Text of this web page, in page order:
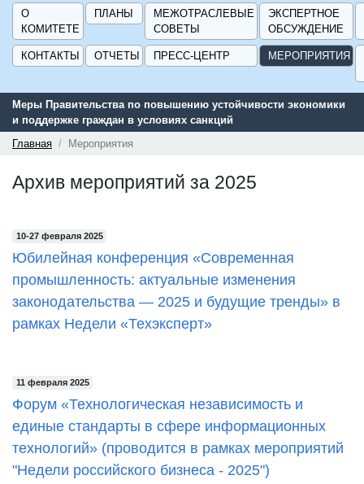
О
КОМИТЕТЕ
ПЛАНЫ
МЕЖОТРАСЛЕВЫЕ
СОВЕТЫ
ЭКСПЕРТНОЕ
ОБСУЖДЕНИЕ
КОНТАКТЫ ОТЧЕТЫ ПРЕСС-ЦЕНТР МЕРОПРИЯТИЯ
Меры Правительства по повышению устойчивости экономики
и поддержке граждан в условиях санкций
Главная
Мероприятия
Архив мероприятий за 2025
10-27 февраля 2025
Юбилейная конференция «Современная
промышленность: актуальные изменения
законодательства — 2025 и будущие тренды» в
рамках Недели «Техэксперт»
11 февраля 2025
Форум «Технологическая независимость и
единые стандарты в сфере информационных
технологий» (проводится в рамках мероприятий
"Недели российского бизнеса - 2025")